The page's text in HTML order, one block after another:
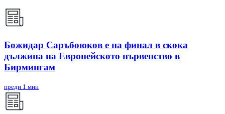
Божидар Саръбоюков е на финал в скока
дължина на Европейското първенство в
Бирмингам
преди 1 мин